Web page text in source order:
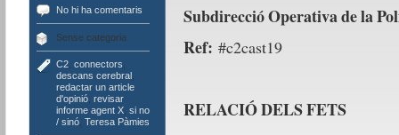
No hi ha comentaris
Sense categoria
C2, connectors
descans cerebral,
redactar un article
d'opinió, revisar
informe agent X, si no
/ sinó, Teresa Pàmies
Subdirecció Operativa de la
Ref: #c2cast19
RELACIÓ DELS FETS